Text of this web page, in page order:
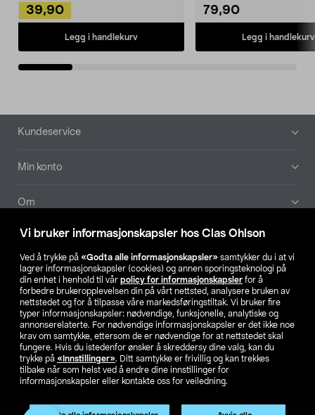
Vi bruker informasjonskapsler hos Clas Ohlson
Ved å trykke på «Godta alle informasjonskapsler» samtykker du i at vi
lagrer informasjonskapsler (cookies) og annen sporingsteknologi på
din enhet i henhold til vår policy for informasjonskapsler for å
forbedre brukeropplevelsen din på vårt nettsted, analysere bruken av
nettstedet og for å tilpasse våre markedsføringstiltak. Vi bruker fire
typer informasjonskapsler: nødvendige, funksjonelle, analytiske og
annonserelaterte. For nødvendige informasjonskapsler er det ikke noe
krav om samtykke, ettersom de er nødvendige for at nettstedet skal
fungere. Hvis du istedenfor ønsker å skreddersy dine valg, kan du
trykke på «Innstillinger». Ditt samtykke er frivillig og kan trekkes
tilbake når som helst ved å endre dine innstillinger for
informasjonskapsler eller kontakte oss for veiledning.
39,90
Legg i handlekurv
79,90
Legg i handlekurv
Bunntekst
Kundeservice
Min konto
Om
Aktuelt
Våre selskaper
Finn din butikk
SE NO FI